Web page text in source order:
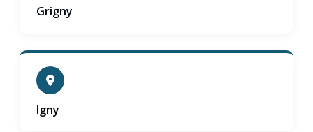
Grigny
Igny